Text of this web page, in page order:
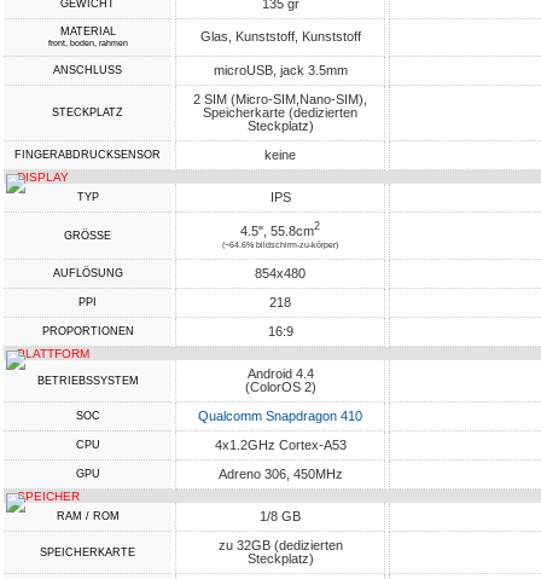
GEWICHT 135 gr
MATERIAL
front, boden, rahmen Glas, Kunststoff, Kunststoff
ANSCHLUSS microUSB, jack 3.5mm
STECKPLATZ
2 SIM (Micro-SIM,Nano-SIM),
Speicherkarte (dedizierten
Steckplatz)
FINGERABDRUCKSENSOR keine
DISPLAY
TYP IPS
GRÖSSE 4.5", 55.8cm2
(~64.6% bildschirm-zu-körper)
AUFLÖSUNG 854x480
PPI 218
PROPORTIONEN 16:9
PLATTFORM
BETRIEBSSYSTEM
Android 4.4
(ColorOS 2)
SOC Qualcomm Snapdragon 410
CPU 4x1.2GHz Cortex-A53
GPU Adreno 306, 450MHz
SPEICHER
RAM / ROM 1/8 GB
SPEICHERKARTE
zu 32GB (dedizierten
Steckplatz)